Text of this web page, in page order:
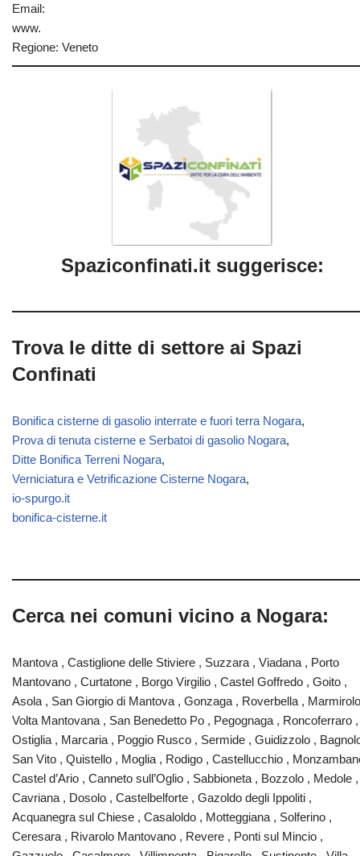
Email:
www.
Regione: Veneto
Spaziconfinati.it suggerisce:
Trova le ditte di settore ai Spazi
Confinati
Bonifica cisterne di gasolio interrate e fuori terra Nogara,
Prova di tenuta cisterne e Serbatoi di gasolio Nogara,
Ditte Bonifica Terreni Nogara,
Verniciatura e Vetrificazione Cisterne Nogara,
io-spurgo.it
bonifica-cisterne.it
Cerca nei comuni vicino a Nogara:
Mantova , Castiglione delle Stiviere , Suzzara , Viadana , Porto
Mantovano , Curtatone , Borgo Virgilio , Castel Goffredo , Goito ,
Asola , San Giorgio di Mantova , Gonzaga , Roverbella ,
Volta Mantovana , San Benedetto Po , Pegognaga , Roncoferraro ,
Ostiglia , Marcaria , Poggio Rusco , Sermide , Guidizzolo ,
San Vito , Quistello , Moglia , Rodigo , Castellucchio ,
Castel d’Ario , Canneto sull’Oglio , Sabbioneta , Bozzolo , Medole ,
Cavriana , Dosolo , Castelbelforte , Gazoldo degli Ippoliti ,
Acquanegra sul Chiese , Casaloldo , Motteggiana , Solferino ,
Ceresara , Rivarolo Mantovano , Revere , Ponti sul Mincio ,